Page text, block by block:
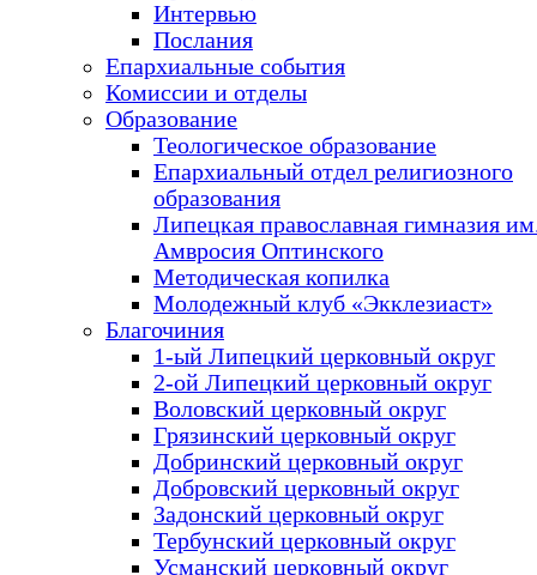
Интервью
Послания
Епархиальные события
Комиссии и отделы
Образование
Теологическое образование
Епархиальный отдел религиозного
образования
Липецкая православная гимназия
Амвросия Оптинского
Методическая копилка
Молодежный клуб «Экклезиаст»
Благочиния
1-ый Липецкий церковный округ
2-ой Липецкий церковный округ
Воловский церковный округ
Грязинский церковный округ
Добринский церковный округ
Добровский церковный округ
Задонский церковный округ
Тербунский церковный округ
Усманский церковный округ